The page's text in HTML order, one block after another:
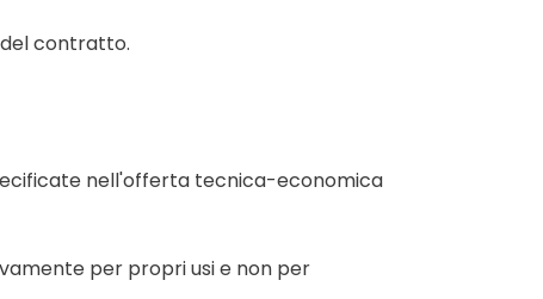
contratto.
nell'offerta tecnica-economica
per propri usi e non per